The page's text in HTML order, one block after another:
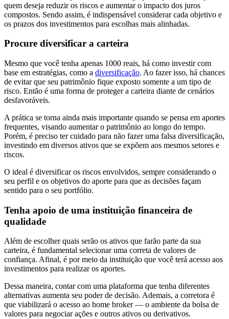
quem deseja reduzir os riscos e aumentar o impacto dos juros
compostos. Sendo assim, é indispensável considerar cada objetivo e
os prazos dos investimentos para escolhas mais alinhadas.
Procure diversificar a carteira
Mesmo que você tenha apenas 1000 reais, há como investir com
base em estratégias, como a diversificação. Ao fazer isso, há chances
de evitar que seu patrimônio fique exposto somente a um tipo de
risco. Então é uma forma de proteger a carteira diante de cenários
desfavoráveis.
A prática se torna ainda mais importante quando se pensa em aportes
frequentes, visando aumentar o patrimônio ao longo do tempo.
Porém, é preciso ter cuidado para não fazer uma falsa diversificação,
investindo em diversos ativos que se expõem aos mesmos setores e
riscos.
O ideal é diversificar os riscos envolvidos, sempre considerando o
seu perfil e os objetivos do aporte para que as decisões façam
sentido para o seu portfólio.
Tenha apoio de uma instituição financeira de
qualidade
Além de escolher quais serão os ativos que farão parte da sua
carteira, é fundamental selecionar uma correta de valores de
confiança. Afinal, é por meio da instituição que você terá acesso aos
investimentos para realizar os aportes.
Dessa maneira, contar com uma plataforma que tenha diferentes
alternativas aumenta seu poder de decisão. Ademais, a corretora é
que viabilizará o acesso ao home broker — o ambiente da bolsa de
valores para negociar ações e outros ativos ou derivativos.